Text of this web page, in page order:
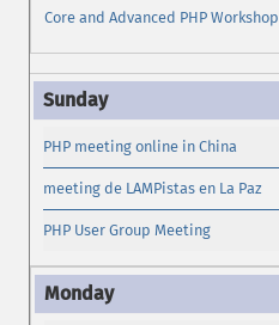
Core and Advanced PHP Workshop
PHP meeting online in China
meeting de LAMPistas en La Paz
PHP User Group Meeting